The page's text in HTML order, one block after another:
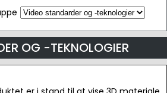
OG -TEKNOLOGIER